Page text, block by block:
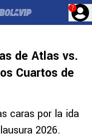
?
de Atlas vs.
Cuartos de
caras por la ida
2026.